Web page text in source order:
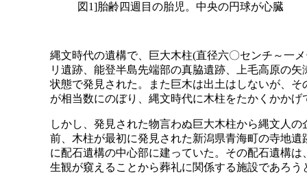
図1]胎齢四週目の胎児。中央の円球が心臓
縄文時代の遺構で、巨大木柱(直径六〇センチ～一
リ遺跡、能登半島先端部の真脇遺跡、上毛高原の
状態で発見された。また巨木は出土はしないが、
が相当数にのぼり、縄文時代に木柱をたかくかか
しかし、発見された物言わぬ巨大木柱から縄文人
前、木柱が最初に発見された新潟県青海町の寺地
に配石遺構の中心部に建っていた。その配石遺構
生観が窺えることから葬礼に関係する施設であろ